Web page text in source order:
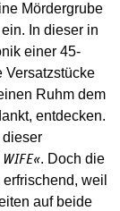
Mördergrube
In dieser in
einer 45-
Versatzstücke
Ruhm dem
entdecken.
dieser
WIFE«. Doch die
weil
auf beide